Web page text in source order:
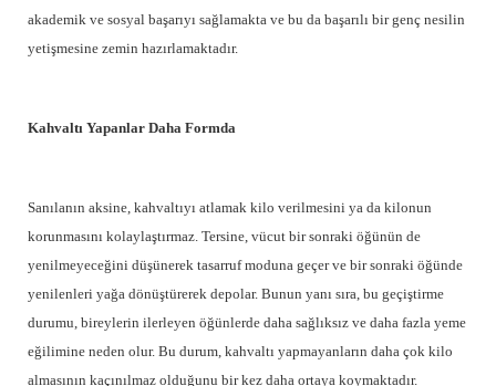
akademik ve sosyal başarıyı sağlamakta ve bu da başarılı bir genç nesilin
yetişmesine zemin hazırlamaktadır.
Kahvaltı Yapanlar Daha Formda
Sanılanın aksine, kahvaltıyı atlamak kilo verilmesini ya da kilonun
korunmasını kolaylaştırmaz. Tersine, vücut bir sonraki öğünün de
yenilmeyeceğini düşünerek tasarruf moduna geçer ve bir sonraki öğünde
yenilenleri yağa dönüştürerek depolar. Bunun yanı sıra, bu geçiştirme
durumu, bireylerin ilerleyen öğünlerde daha sağlıksız ve daha fazla yeme
eğilimine neden olur. Bu durum, kahvaltı yapmayanların daha çok kilo
almasının kaçınılmaz olduğunu bir kez daha ortaya koymaktadır.